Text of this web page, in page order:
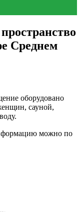
Среднем
оборудовано
сауной,
можно по